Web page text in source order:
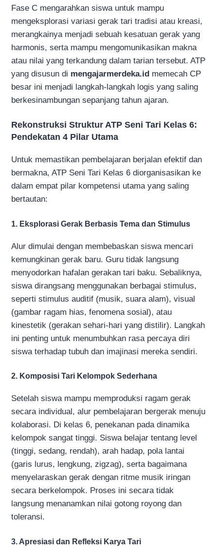
Fase C mengarahkan siswa untuk mampu
mengeksplorasi variasi gerak tari tradisi atau kreasi,
merangkainya menjadi sebuah kesatuan gerak yang
harmonis, serta mampu mengomunikasikan makna
atau nilai yang terkandung dalam tarian tersebut. ATP
yang disusun di mengajarmerdeka.id memecah CP
besar ini menjadi langkah-langkah logis yang saling
berkesinambungan sepanjang tahun ajaran.
Rekonstruksi Struktur ATP Seni Tari Kelas 6:
Pendekatan 4 Pilar Utama
Untuk memastikan pembelajaran berjalan efektif dan
bermakna, ATP Seni Tari Kelas 6 diorganisasikan ke
dalam empat pilar kompetensi utama yang saling
bertautan:
1. Eksplorasi Gerak Berbasis Tema dan Stimulus
Alur dimulai dengan membebaskan siswa mencari
kemungkinan gerak baru. Guru tidak langsung
menyodorkan hafalan gerakan tari baku. Sebaliknya,
siswa dirangsang menggunakan berbagai stimulus,
seperti stimulus auditif (musik, suara alam), visual
(gambar ragam hias, fenomena sosial), atau
kinestetik (gerakan sehari-hari yang distilir). Langkah
ini penting untuk menumbuhkan rasa percaya diri
siswa terhadap tubuh dan imajinasi mereka sendiri.
2. Komposisi Tari Kelompok Sederhana
Setelah siswa mampu memproduksi ragam gerak
secara individual, alur pembelajaran bergerak menuju
kolaborasi. Di kelas 6, penekanan pada dinamika
kelompok sangat tinggi. Siswa belajar tentang level
(tinggi, sedang, rendah), arah hadap, pola lantai
(garis lurus, lengkung, zigzag), serta bagaimana
menyelaraskan gerak dengan ritme musik iringan
secara berkelompok. Proses ini secara tidak
langsung menanamkan nilai gotong royong dan
toleransi.
3. Apresiasi dan Refleksi Karya Tari